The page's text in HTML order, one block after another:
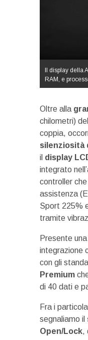
Il display della
RAM, e
Oltre alla
chilometri)
coppia,
silenziosità
il display
integrato
controller
assistenza
Sport 225%
tramite
Presente
integrazione
con gli
Premium
di 40 dati e
Fra i
segnaliamo il
Open/Lock,